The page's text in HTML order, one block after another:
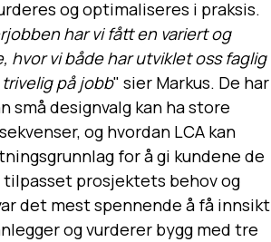
og optimaliseres i praksis.
har vi fått en variert og
hvor vi både har utviklet oss faglig
på jobb" sier Markus. De har
små designvalg kan ha store
og hvordan LCA kan
for å gi kundene de
prosjektets behov og
det mest spennende å få innsikt
og vurderer bygg med tre